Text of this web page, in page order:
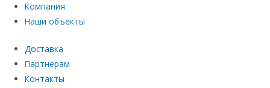
Компания
Наши объекты
Доставка
Партнерам
Контакты